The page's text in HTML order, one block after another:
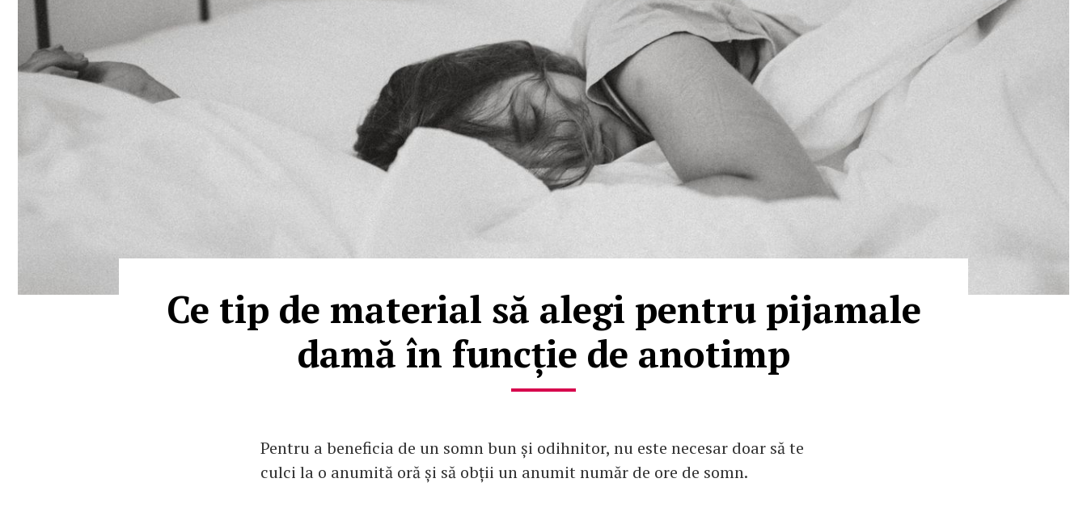
Ce tip de material să alegi pentru pijamale
damă în funcție de anotimp
Pentru a beneficia de un somn bun și odihnitor, nu este necesar doar să te
culci la o anumită oră și să obții un anumit număr de ore de somn.